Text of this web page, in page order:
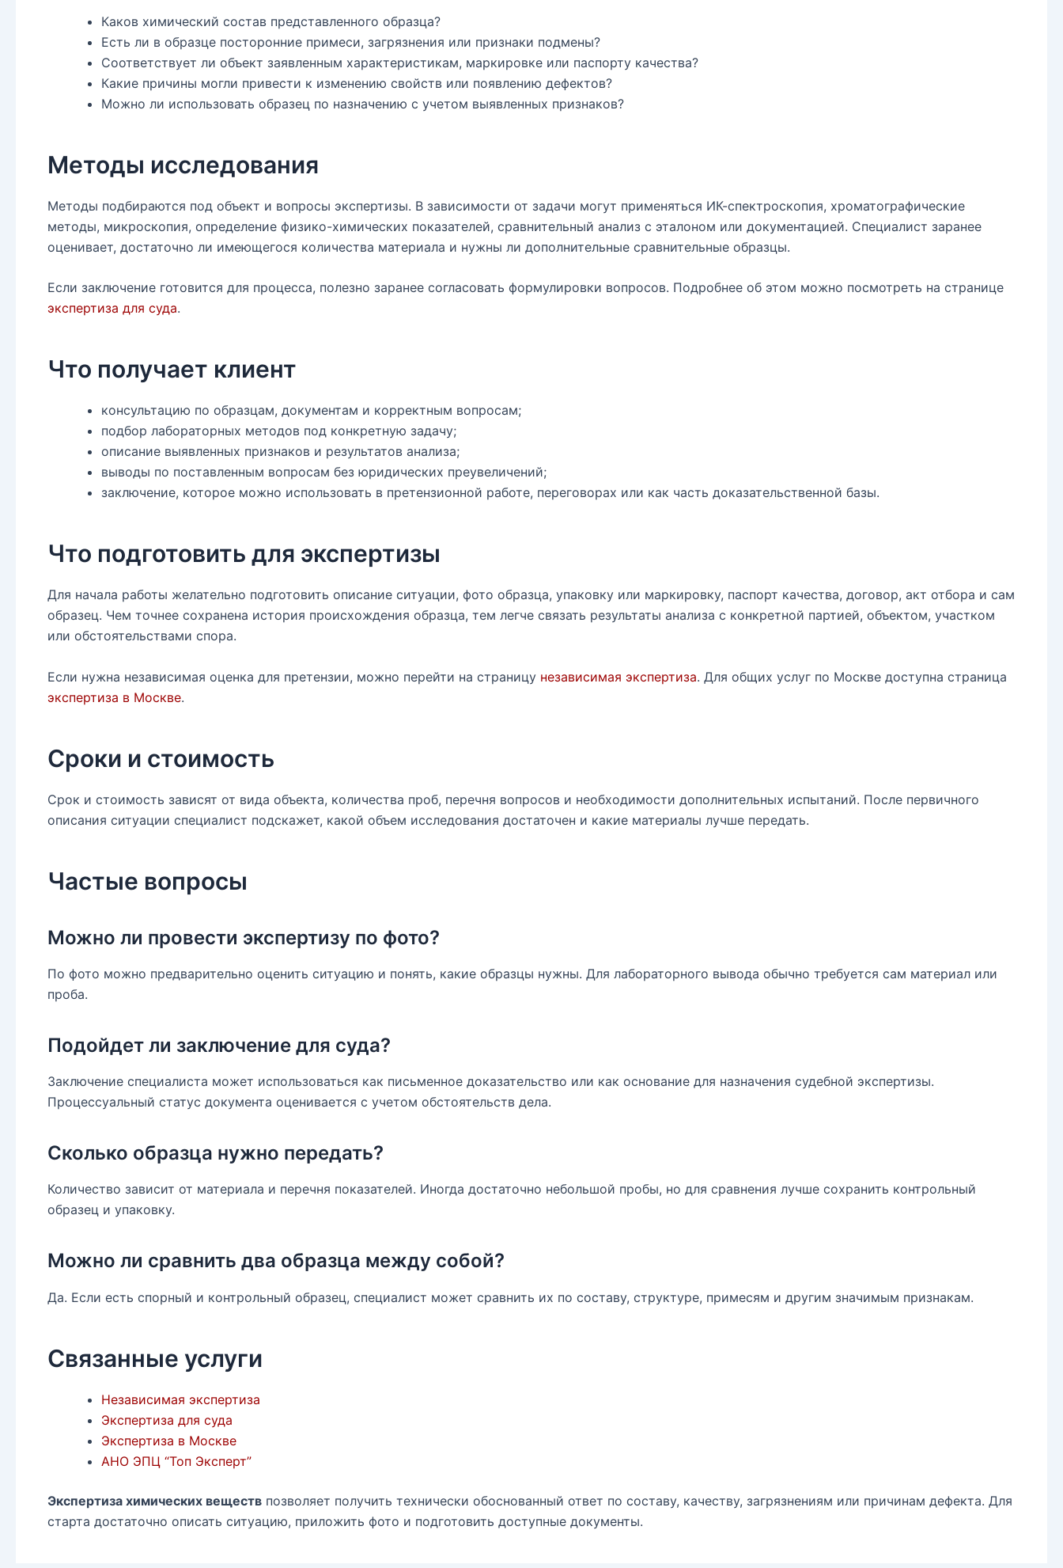
Каков химический состав представленного образца?
Есть ли в образце посторонние примеси, загрязнения или признаки подмены?
Соответствует ли объект заявленным характеристикам, маркировке или паспорту качества?
Какие причины могли привести к изменению свойств или появлению дефектов?
Можно ли использовать образец по назначению с учетом выявленных признаков?
Методы исследования
Методы подбираются под объект и вопросы экспертизы. В зависимости от задачи могут применяться ИК-спектроскопия, хроматографические
методы, микроскопия, определение физико-химических показателей, сравнительный анализ с эталоном или документацией. Специалист заранее
оценивает, достаточно ли имеющегося количества материала и нужны ли дополнительные сравнительные образцы.
Если заключение готовится для процесса, полезно заранее согласовать формулировки вопросов. Подробнее об этом можно посмотреть на странице
экспертиза для суда.
Что получает клиент
консультацию по образцам, документам и корректным вопросам;
подбор лабораторных методов под конкретную задачу;
описание выявленных признаков и результатов анализа;
выводы по поставленным вопросам без юридических преувеличений;
заключение, которое можно использовать в претензионной работе, переговорах или как часть доказательственной базы.
Что подготовить для экспертизы
Для начала работы желательно подготовить описание ситуации, фото образца, упаковку или маркировку, паспорт качества, договор, акт отбора и сам
образец. Чем точнее сохранена история происхождения образца, тем легче связать результаты анализа с конкретной партией, объектом, участком
или обстоятельствами спора.
Если нужна независимая оценка для претензии, можно перейти на страницу независимая экспертиза. Для общих услуг по Москве доступна страница
экспертиза в Москве.
Сроки и стоимость
Срок и стоимость зависят от вида объекта, количества проб, перечня вопросов и необходимости дополнительных испытаний. После первичного
описания ситуации специалист подскажет, какой объем исследования достаточен и какие материалы лучше передать.
Частые вопросы
Можно ли провести экспертизу по фото?
По фото можно предварительно оценить ситуацию и понять, какие образцы нужны. Для лабораторного вывода обычно требуется сам материал или
проба.
Подойдет ли заключение для суда?
Заключение специалиста может использоваться как письменное доказательство или как основание для назначения судебной экспертизы.
Процессуальный статус документа оценивается с учетом обстоятельств дела.
Сколько образца нужно передать?
Количество зависит от материала и перечня показателей. Иногда достаточно небольшой пробы, но для сравнения лучше сохранить контрольный
образец и упаковку.
Можно ли сравнить два образца между собой?
Да. Если есть спорный и контрольный образец, специалист может сравнить их по составу, структуре, примесям и другим значимым признакам.
Связанные услуги
Независимая экспертиза
Экспертиза для суда
Экспертиза в Москве
АНО ЭПЦ “Топ Эксперт”
Экспертиза химических веществ позволяет получить технически обоснованный ответ по составу, качеству, загрязнениям или причинам дефекта. Для
старта достаточно описать ситуацию, приложить фото и подготовить доступные документы.